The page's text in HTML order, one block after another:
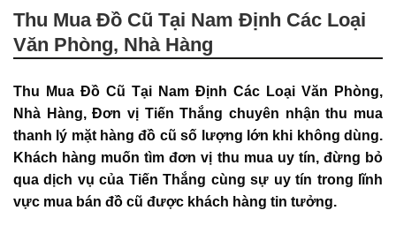
Thu Mua Đồ Cũ Tại Nam Định Các Loại
Văn Phòng, Nhà Hàng
Thu Mua Đồ Cũ Tại Nam Định Các Loại Văn Phòng,
Nhà Hàng, Đơn vị Tiến Thắng chuyên nhận thu mua
thanh lý mặt hàng đồ cũ số lượng lớn khi không dùng.
Khách hàng muốn tìm đơn vị thu mua uy tín, đừng bỏ
qua dịch vụ của Tiến Thắng cùng sự uy tín trong lĩnh
vực mua bán đồ cũ được khách hàng tin tưởng.